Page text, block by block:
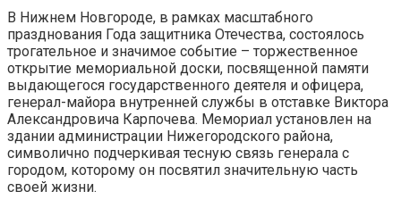
В Нижнем Новгороде, в рамках масштабного
празднования Года защитника Отечества, состоялось
трогательное и значимое событие – торжественное
открытие мемориальной доски, посвященной памяти
выдающегося государственного деятеля и офицера,
генерал-майора внутренней службы в отставке Виктора
Александровича Карпочева. Мемориал установлен на
здании администрации Нижегородского района,
символично подчеркивая тесную связь генерала с
городом, которому он посвятил значительную часть
своей жизни.